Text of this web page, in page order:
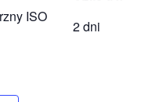
ISO
2 dni